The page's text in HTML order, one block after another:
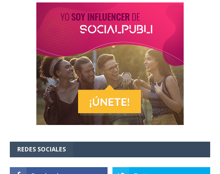
REDES SOCIALES